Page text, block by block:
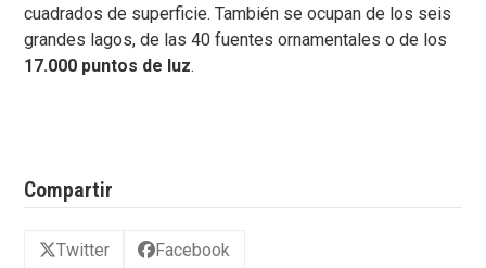
cuadrados de superficie. También se ocupan de los seis
grandes lagos, de las 40 fuentes ornamentales o de los
17.000 puntos de luz.
Compartir
Twitter Facebook